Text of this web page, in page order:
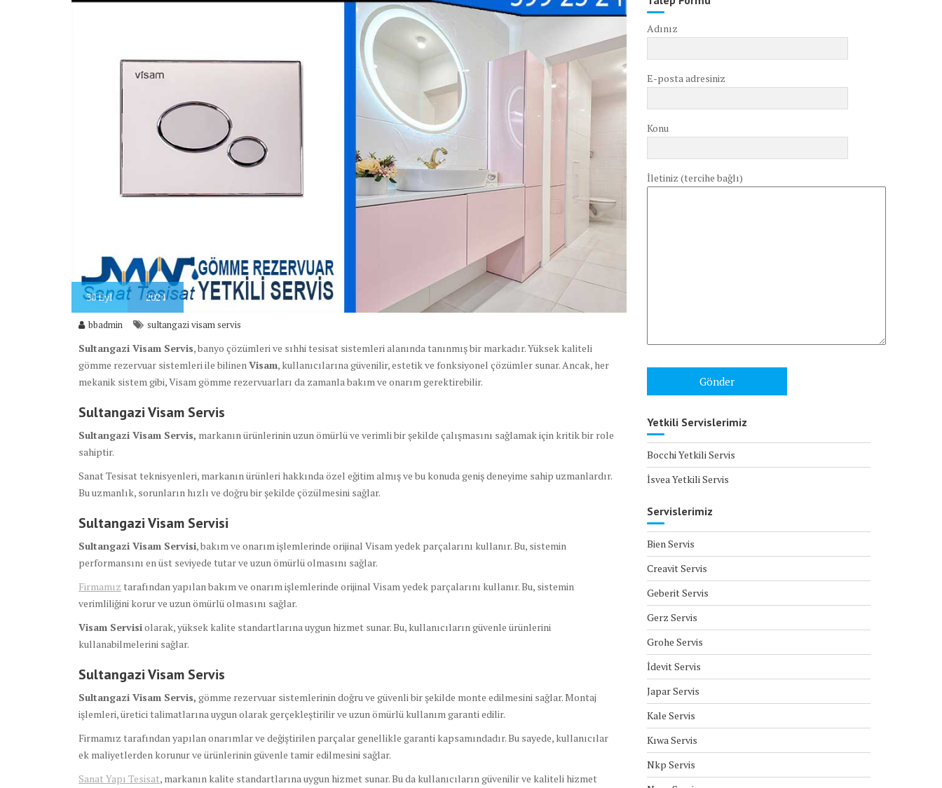
30Eyl 2024
bbadmin sultangazi visam servis
Sultangazi Visam Servis, banyo çözümleri ve sıhhi tesisat sistemleri alanında tanınmış bir markadır. Yüksek kaliteli
gömme rezervuar sistemleri ile bilinenVisam, kullanıcılarına güvenilir, estetik ve fonksiyonel çözümler sunar. Ancak, her
mekanik sistem gibi, Visam gömme rezervuarları da zamanla bakım ve onarım gerektirebilir.
Sultangazi Visam Servis
Sultangazi Visam Servis, markanın ürünlerinin uzun ömürlü ve verimli bir şekilde çalışmasını sağlamak için kritik bir role
sahiptir.
Sanat Tesisat teknisyenleri, markanın ürünleri hakkında özel eğitim almış ve bu konuda geniş deneyime sahip uzmanlardır.
Bu uzmanlık, sorunların hızlı ve doğru bir şekilde çözülmesini sağlar.
Sultangazi Visam Servisi
Sultangazi Visam Servisi, bakım ve onarım işlemlerinde orijinal Visam yedek parçalarını kullanır. Bu, sistemin
performansını en üst seviyede tutar ve uzun ömürlü olmasını sağlar.
Firmamız tarafından yapılan bakım ve onarım işlemlerinde orijinal Visam yedek parçalarını kullanır. Bu, sistemin
verimliliğini korur ve uzun ömürlü olmasını sağlar.
Visam Servisiolarak, yüksek kalite standartlarına uygun hizmet sunar. Bu, kullanıcıların güvenle ürünlerini
kullanabilmelerini sağlar.
Sultangazi Visam Servis
Sultangazi Visam Servis, gömme rezervuar sistemlerinin doğru ve güvenli bir şekilde monte edilmesini sağlar. Montaj
işlemleri, üretici talimatlarına uygun olarak gerçekleştirilir ve uzun ömürlü kullanım garanti edilir.
Firmamız tarafından yapılan onarımlar ve değiştirilen parçalar genellikle garanti kapsamındadır. Bu sayede, kullanıcılar
ek maliyetlerden korunur ve ürünlerinin güvenle tamir edilmesini sağlar.
Sanat Yapı Tesisat, markanın kalite standartlarına uygun hizmet sunar. Bu da kullanıcıların güvenilir ve kaliteli hizmet
Adınız
E-posta adresiniz
Konu
İletiniz (tercihe bağlı)
Yetkili Servislerimiz
Bocchi Yetkili Servis
İsvea Yetkili Servis
Servislerimiz
Bien Servis
Creavit Servis
Geberit Servis
Gerz Servis
Grohe Servis
İdevit Servis
Japar Servis
Kale Servis
Kıwa Servis
Nkp Servis